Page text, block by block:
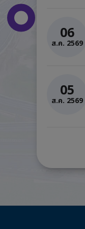
06
ส.ค. 2569
05
ส.ค. 2569